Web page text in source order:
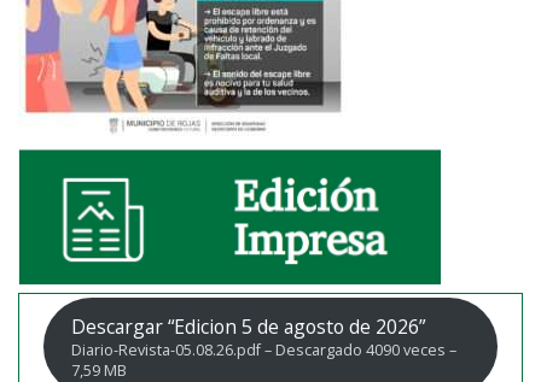
Descargar “Edicion 5 de agosto de 2026”
Diario-Revista-05.08.26.pdf – Descargado 4090 veces –
7,59 MB